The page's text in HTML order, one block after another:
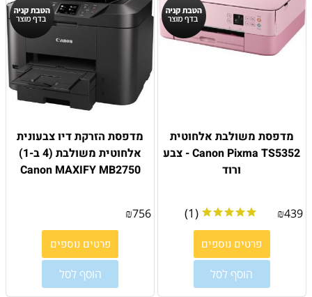
מדפסת משולבת אלחוטית
Canon Pixma TS5352 - צבע
ורוד
₪439
(1)
פרטים נוספים
הוסף לסל
מדפסת הזרקת דיו צבעונית
אלחוטית משולבת (4 ב-1)
Canon MAXIFY MB2750
₪756
פרטים נוספים
הוסף לסל